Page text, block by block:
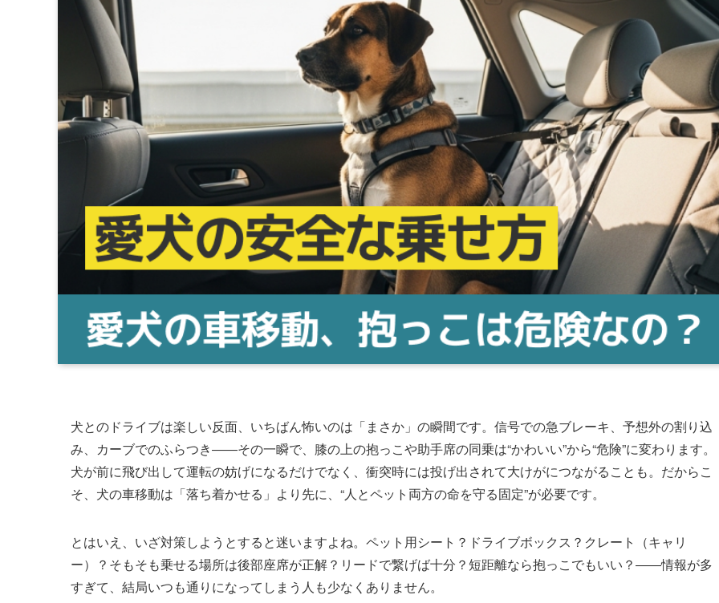
犬とのドライブは楽しい反面、いちばん怖いのは「まさか」の瞬間です。信号での急ブレーキ、予想外の割り込
み、カーブでのふらつき――その一瞬で、膝の上の抱っこや助手席の同乗は“かわいい”から“危険”に変わります。
犬が前に飛び出して運転の妨げになるだけでなく、衝突時には投げ出されて大けがにつながることも。だからこ
そ、犬の車移動は「落ち着かせる」より先に、“人とペット両方の命を守る固定”が必要です。
とはいえ、いざ対策しようとすると迷いますよね。ペット用シート？ドライブボックス？クレート（キャリ
ー）？そもそも乗せる場所は後部座席が正解？リードで繋げば十分？短距離なら抱っこでもいい？――情報が多
すぎて、結局いつも通りになってしまう人も少なくありません。